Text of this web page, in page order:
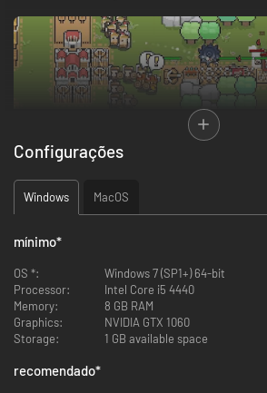
Build Your Town from Scratch
structures and gradually unlock new buildings
Collect And Expand Your Deck!
Configurações
Windows MacOS
mínimo*
OS *:
Windows 7 (SP1+) 64-bit
Processor:
Intel Core i5 4440
Memory:
8 GB RAM
Graphics:
NVIDIA GTX 1060
Storage:
1 GB available space
recomendado*